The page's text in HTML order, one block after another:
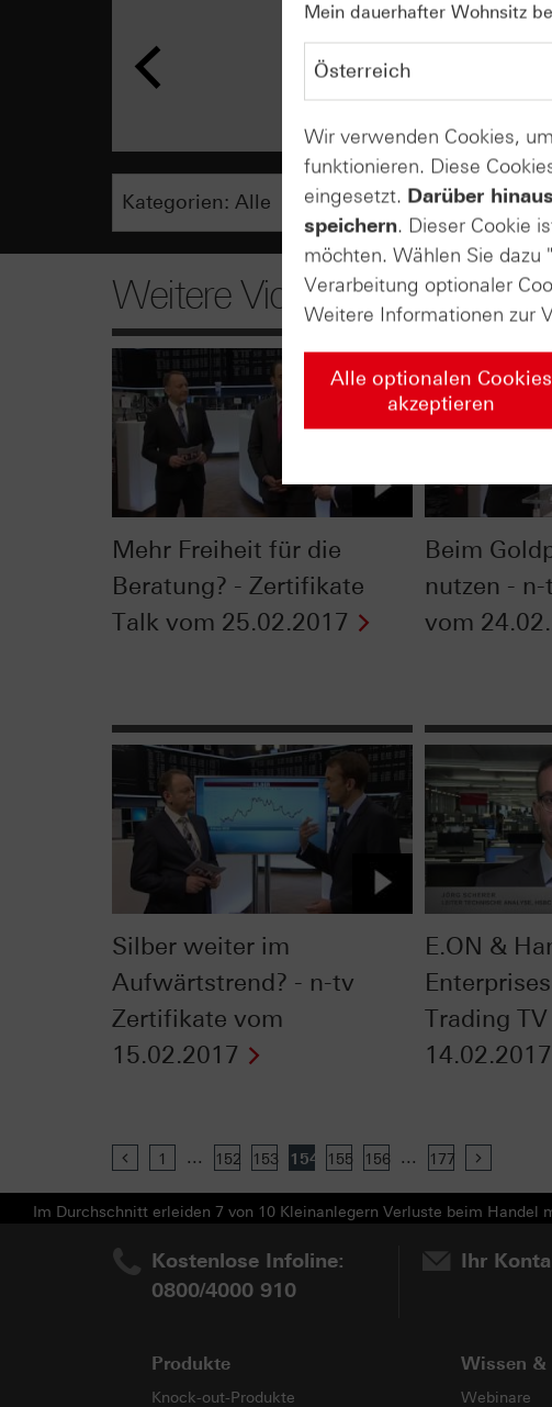
Weitere Videos
Mehr Freiheit für die
Beratung? - Zertifikate
Talk vom 25.02.2017
Beim
nutzen -
vom
Silber weiter im
Aufwärtstrend? - n-tv
Zertifikate vom
15.02.2017
E.ON &
Trading
14.02.2017
Previous
1 ... 152 153 154 155 156 ... 177
Im Durchschnitt erleiden 7 von 10 Kleinanlegern Verluste beim
Kostenlose Infoline:
0800/4000 910
Ihr
Produkte
Knock-out-Produkte
Wissen &
Webinare
Mein dauerhafter Wohnsitz
Wir verwenden Cookies,
funktionieren. Diese
eingesetzt. Darüber
speichern. Dieser Cookie
möchten. Wählen Sie dazu
Verarbeitung optionaler
Weitere Informationen zur
Alle optionalen Cookies
akzeptieren